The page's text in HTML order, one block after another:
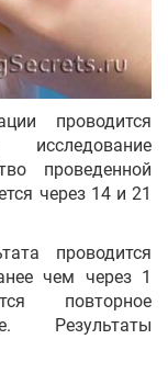
проводится
исследование
проведенной
через 14 и 21
проводится
чем через 1
повторное
Результаты